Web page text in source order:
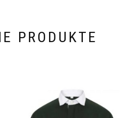
PRODUKTE